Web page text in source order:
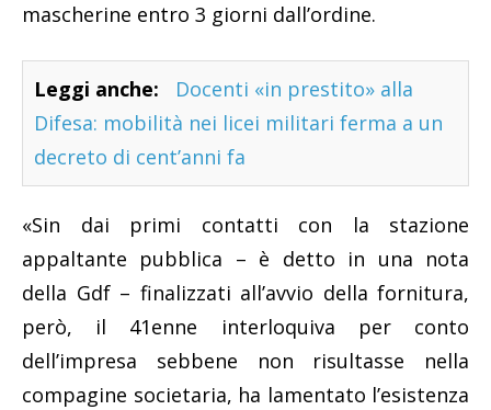
mascherine entro 3 giorni dall’ordine.
Leggi anche:
Docenti «in prestito» alla
Difesa: mobilità nei licei militari ferma a un
decreto di cent’anni fa
«Sin dai primi contatti con la stazione
appaltante pubblica – è detto in una nota
della Gdf – finalizzati all’avvio della fornitura,
però, il 41enne interloquiva per conto
dell’impresa sebbene non risultasse nella
compagine societaria, ha lamentato l’esistenza